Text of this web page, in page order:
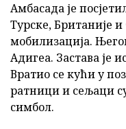
Амбасада је
Турске, Британије
мобилизација.
Адигеа. Застава је
Вратио се кући у
ратници и сељаци
симбол.